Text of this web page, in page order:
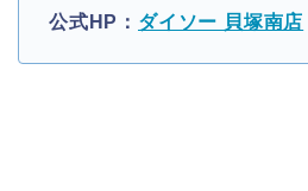
公式HP： ダイソー 貝塚南店